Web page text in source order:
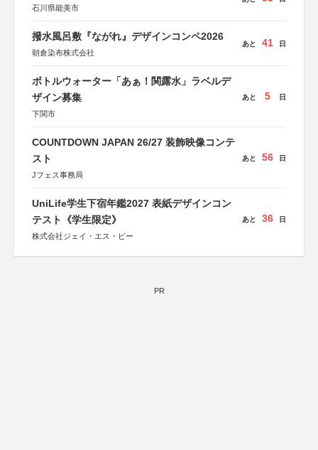
石川県能美市
撥水風呂敷『ながれ』デザインコンペ2026
朝倉染布株式会社
あと 41 日
ボトルウォーター「あぁ！関露水」ラベルデ
ザイン募集
下関市
あと 5 日
COUNTDOWN JAPAN 26/27 装飾映像コンテ
スト
Jフェス事務局
あと 56 日
UniLife学生下宿年鑑2027 表紙デザインコン
テスト《学生限定》
株式会社ジェイ・エス・ビー
あと 36 日
PR